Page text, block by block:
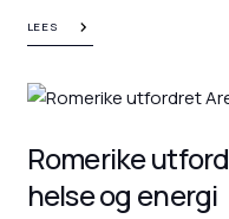
LEES
Romerike
helse og energi